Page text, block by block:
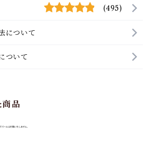
(495)
について
ついて
商品